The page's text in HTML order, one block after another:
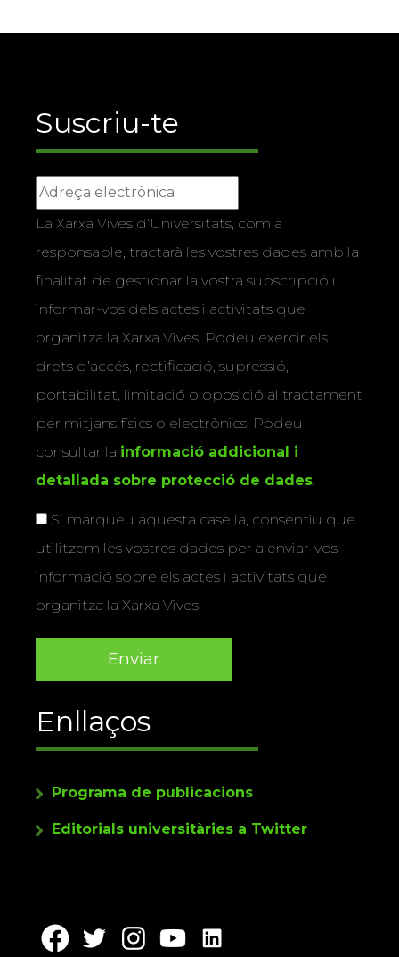
Suscriu-te
La Xarxa Vives d’Universitats, com a
responsable, tractarà les vostres dades amb la
finalitat de gestionar la vostra subscripció i
informar-vos dels actes i activitats que
organitza la Xarxa Vives. Podeu exercir els
drets d’accés, rectificació, supressió,
portabilitat, limitació o oposició al tractament
per mitjans físics o electrònics. Podeu
consultar la informació addicional i
detallada sobre protecció de dades.
Si marqueu aquesta casella, consentiu que
utilitzem les vostres dades per a enviar-vos
informació sobre els actes i activitats que
organitza la Xarxa Vives.
Enllaços
Programa de publicacions
Editorials universitàries a Twitter